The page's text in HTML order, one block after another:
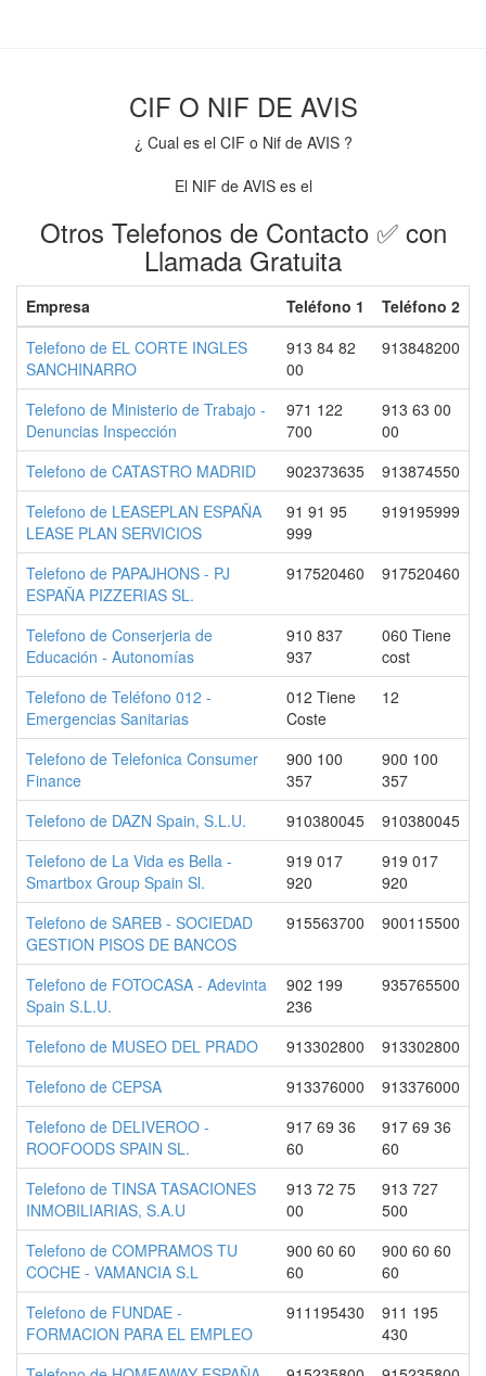
CIF O NIF DE AVIS
¿ Cual es el CIF o Nif de AVIS ?
El NIF de AVIS es el
Otros Telefonos de Contacto ✅ con
Llamada Gratuita
Empresa Teléfono 1
Teléfono 2
Telefono de EL CORTE INGLES
SANCHINARRO
913 84 82
00
913848200
Telefono de Ministerio de Trabajo -
Denuncias Inspección
971 122
700
913 63 00
00
Telefono de CATASTRO MADRID
902373635
913874550
Telefono de LEASEPLAN ESPAÑA
LEASE PLAN SERVICIOS
91 91 95
999
919195999
Telefono de PAPAJHONS - PJ
ESPAÑA PIZZERIAS SL.
917520460 917520460
Telefono de Conserjeria de
Educación - Autonomías
910 837
937
060 Tiene
cost
Telefono de Teléfono 012 -
Emergencias Sanitarias
012 Tiene
Coste
12
Telefono de Telefonica Consumer
Finance
900 100
357
900 100
357
Telefono de DAZN Spain, S.L.U.
910380045
910380045
Telefono de La Vida es Bella -
Smartbox Group Spain Sl.
919 017
920
919 017
920
Telefono de SAREB - SOCIEDAD
GESTION PISOS DE BANCOS
915563700 900115500
Telefono de FOTOCASA - Adevinta
Spain S.L.U.
902 199
236
935765500
Telefono de MUSEO DEL PRADO 913302800
913302800
Telefono de CEPSA
913376000
913376000
Telefono de DELIVEROO -
ROOFOODS SPAIN SL.
917 69 36
60
917 69 36
60
Telefono de TINSA TASACIONES
INMOBILIARIAS, S.A.U
913 72 75
00
913 727
500
Telefono de COMPRAMOS TU
COCHE - VAMANCIA S.L
900 60 60
60
900 60 60
60
Telefono de FUNDAE -
FORMACION PARA EL EMPLEO
911195430
911 195
430